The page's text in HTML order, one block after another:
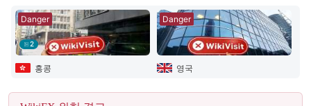
9 6
7
8
9
4
5
7
2
Danger
홍콩
Danger
영국